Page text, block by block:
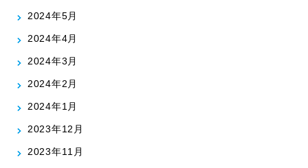
2024年5月
2024年4月
2024年3月
2024年2月
2024年1月
2023年12月
2023年11月